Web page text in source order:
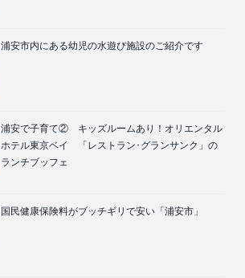
浦安市内にある幼児の水遊び施設のご紹介です
浦安で子育て② キッズルームあり！オリエンタル
ホテル東京ベイ 「レストラン･グランサンク」の
ランチブッフェ
国民健康保険料がブッチギリで安い「浦安市」